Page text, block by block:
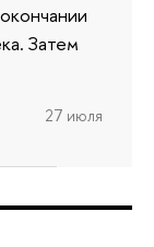
Затем
27 июля